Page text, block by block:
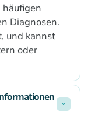
Diagnosen.
und kannst
oder